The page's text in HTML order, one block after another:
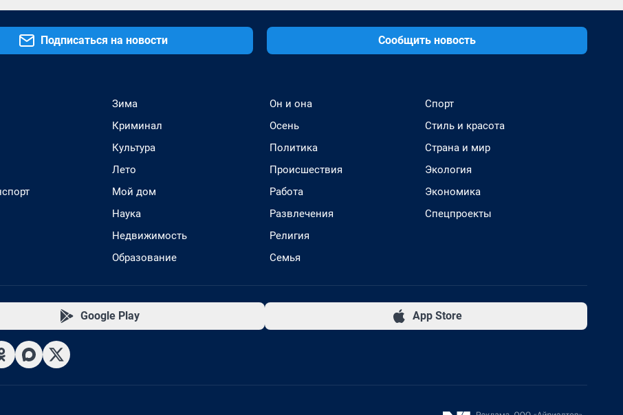
Подписаться на новости Сообщить новость
Зима
Криминал
Культура
Лето
Мой дом
Наука
Недвижимость
Образование
Он и она
Осень
Политика
Происшествия
Работа
Развлечения
Религия
Семья
Спорт
Стиль и красота
Страна и мир
Экология
Экономика
Спецпроекты
Google Play App Store